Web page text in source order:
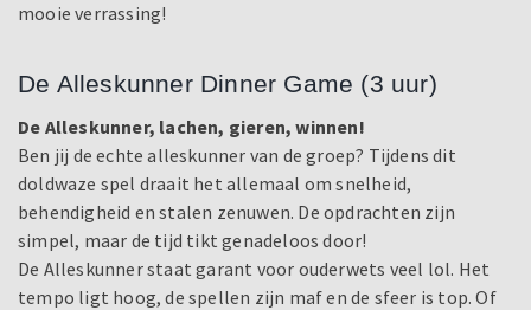
mooie verrassing!
De Alleskunner Dinner Game (3 uur)
De Alleskunner, lachen, gieren, winnen!
Ben jij de echte alleskunner van de groep? Tijdens dit
doldwaze spel draait het allemaal om snelheid,
behendigheid en stalen zenuwen. De opdrachten zijn
simpel, maar de tijd tikt genadeloos door!
De Alleskunner staat garant voor ouderwets veel lol. Het
tempo ligt hoog, de spellen zijn maf en de sfeer is top. Of